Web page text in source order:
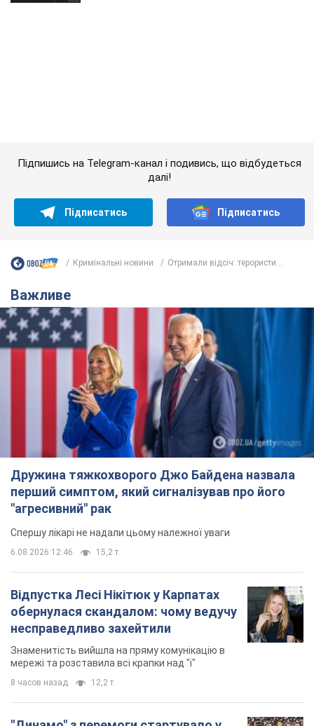
Важливе
Дружина тяжкохворого Джо Байдена назвала
перший симптом, який сигналізував про його
"агресивний" рак
Спершу лікарі не надали цьому належної уваги
6.08.2026 12:46 15,2 т.
Відпустка Лесі Нікітюк у Карпатах
обернулася скандалом: чому ведучу
несправедливо захейтили
Знаменитість вийшла на пряму комунікацію в
"Динамо" з перемоги стартувало у
кваліфікації Ліги конференцій. Відео
Матч відбувся в Любліні
3 часа назад 1,7 т.